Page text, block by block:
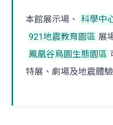
本館展示場、 科學中
921地震教育園區 展
鳳凰谷鳥園生態園區
特展、劇場及地震體